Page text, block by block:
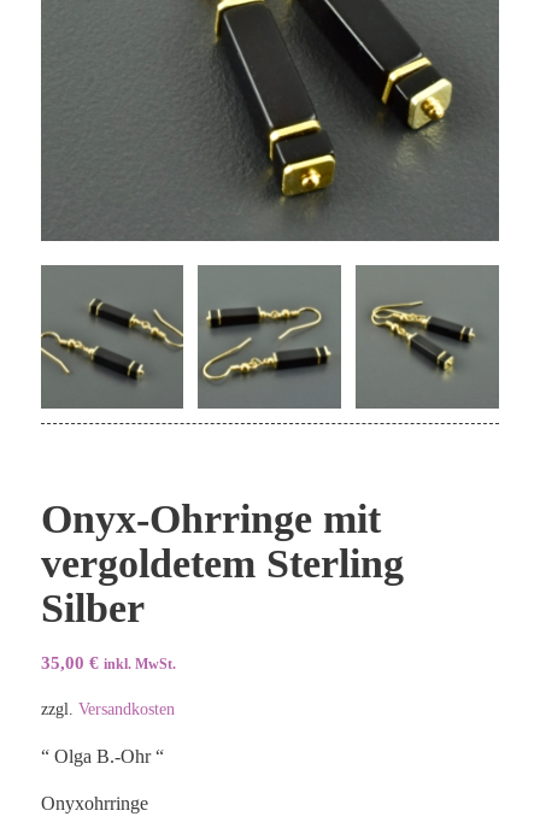
Onyx-Ohrringe mit
vergoldetem Sterling
Silber
35,00 € inkl. MwSt.
zzgl. Versandkosten
“ Olga B.-Ohr “
Onyxohrringe